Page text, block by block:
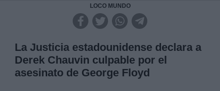
LOCO MUNDO
La Justicia estadounidense declara a
Derek Chauvin culpable por el
asesinato de George Floyd
Legitimación: